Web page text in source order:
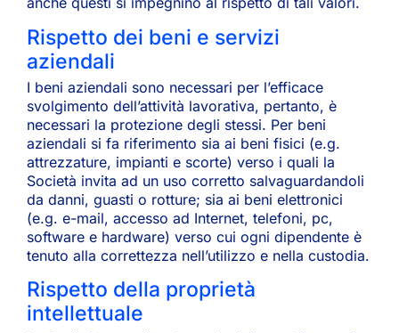
Rispetto dei beni e servizi
aziendali
I beni aziendali sono necessari per l’efficace
svolgimento dell’attività lavorativa, pertanto, è
necessari la protezione degli stessi. Per beni
aziendali si fa riferimento sia ai beni fisici (e.g.
attrezzature, impianti e scorte) verso i quali la
Società invita ad un uso corretto salvaguardandoli
da danni, guasti o rotture; sia ai beni elettronici
(e.g. e-mail, accesso ad Internet, telefoni, pc,
software e hardware) verso cui ogni dipendente è
tenuto alla correttezza nell’utilizzo e nella custodia.
Rispetto della proprietà
intellettuale